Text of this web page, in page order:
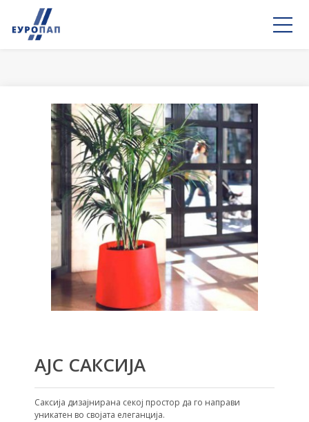
АЈС САКСИЈА
Саксија дизајнирана секој простор да го направи
уникатен во својата елеганција.